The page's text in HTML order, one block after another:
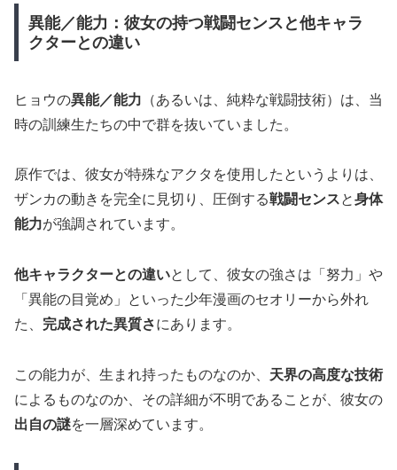
異能／能力：彼女の持つ戦闘センスと他キャラ
クターとの違い
ヒョウの異能／能力 （あるいは、純粋な戦闘技術）は、当
時の訓練生たちの中で群を抜いていました。
原作では、彼女が特殊なアクタを使用したというよりは、
ザンカの動きを完全に見切り、圧倒する戦闘センスと身体
能力が強調されています。
他キャラクターとの違いとして、彼女の強さは「努力」や
「異能の目覚め」といった少年漫画のセオリーから外れ
た、 完成された異質さにあります。
この能力が、生まれ持ったものなのか、 天界の高度な技術
によるものなのか、その詳細が不明であることが、彼女の
出自の謎を一層深めています。